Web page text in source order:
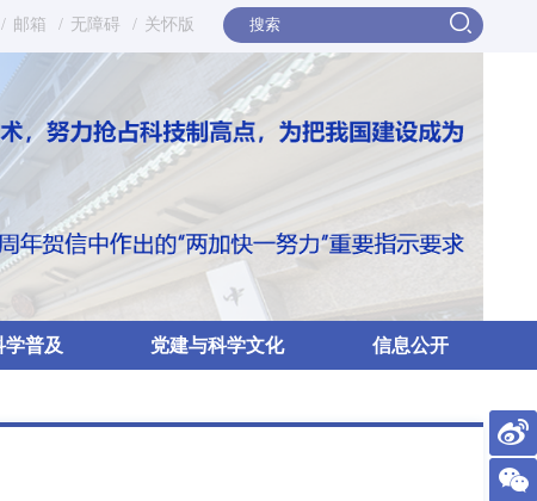
/ 邮箱 / 无障碍 / 关怀版
学普及 党建与科学文化 信息公开